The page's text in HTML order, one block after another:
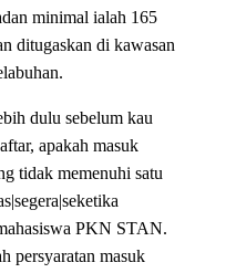
minimal ialah 165
ditugaskan di kawasan
dulu sebelum kau
apakah masuk
tidak memenuhi satu
PKN STAN.
persyaratan masuk